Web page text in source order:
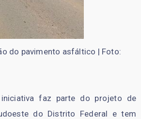
do pavimento asfáltico | Foto:
faz parte do projeto de
do Distrito Federal e tem